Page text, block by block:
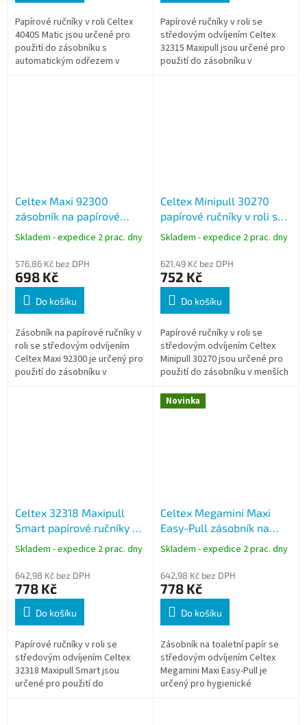
Papírové ručníky v roli Celtex
4040S Matic jsou určené pro
použití do zásobníku s
automatickým odřezem v
Papírové ručníky v roli se
středovým odvíjením Celtex
32315 Maxipull jsou určené pro
použití do zásobníku v
Celtex Maxi 92300
zásobník na papírové
ručníky v roli se
středovým odvíjením,
černý
Skladem - expedice 2 prac. dny
576,86 Kč bez DPH
698 Kč
Do košíku
Zásobník na papírové ručníky v
roli se středovým odvíjením
Celtex Maxi 92300 je určený pro
použití do zásobníku v
Celtex Minipull 30270
papírové ručníky v roli se
středovým odvíjením, bílé,
2vrstvé, 72 m
Skladem - expedice 2 prac. dny
621,49 Kč bez DPH
752 Kč
Do košíku
Papírové ručníky v roli se
středovým odvíjením Celtex
Minipull 30270 jsou určené pro
použití do zásobníku v menších
Dvouvrstvý papír ze 100%
celulózy...
Celtex 32318 Maxipull
Smart papírové ručníky v
roli se středovým
odvíjením, bílé, 2vrstvé,
135 m
Skladem - expedice 2 prac. dny
642,98 Kč bez DPH
778 Kč
Do košíku
Papírové ručníky v roli se
středovým odvíjením Celtex
32318 Maxipull Smart jsou
určené pro použití do
Novinka
Celtex Megamini Maxi
Easy-Pull zásobník na
toaletní papír se
středovým odvíjením, bílý
Skladem - expedice 2 prac. dny
642,98 Kč bez DPH
778 Kč
Do košíku
Zásobník na toaletní papír se
středovým odvíjením Celtex
Megamini Maxi Easy-Pull je
určený pro hygienické